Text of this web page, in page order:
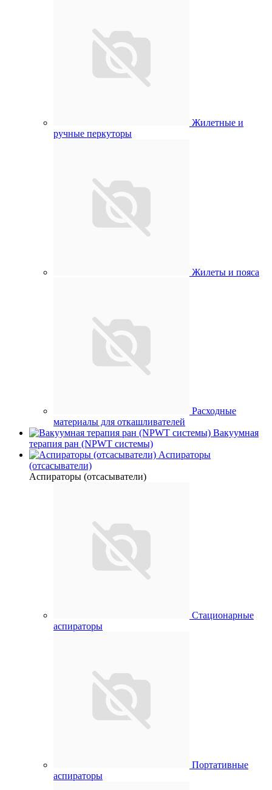
Жилетные и
ручные перкуторы
Жилеты и пояса
Расходные
материалы для откашливателей
Вакуумная
терапия ран (NPWT системы)
Аспираторы
(отсасыватели)
Аспираторы (отсасыватели)
Стационарные
аспираторы
Портативные
аспираторы